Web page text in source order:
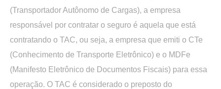
(Transportador Autônomo de Cargas), a empresa
responsável por contratar o seguro é aquela que está
contratando o TAC, ou seja, a empresa que emiti o CTe
(Conhecimento de Transporte Eletrônico) e o MDFe
(Manifesto Eletrônico de Documentos Fiscais) para essa
operação. O TAC é considerado o preposto do